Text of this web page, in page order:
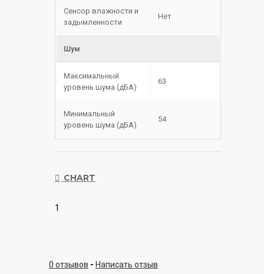
Сенсор влажности и
задымленности
Нет
Шум
Максимальный
уровень шума (дБА)
63
Минимальный
уровень шума (дБА)
54
CHART
1
0 отзывов - Написать отзыв